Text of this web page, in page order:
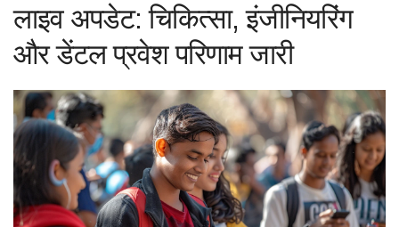
लाइव अपडेट: चिकित्सा, इंजीनियरिंग
और डेंटल प्रवेश परिणाम जारी